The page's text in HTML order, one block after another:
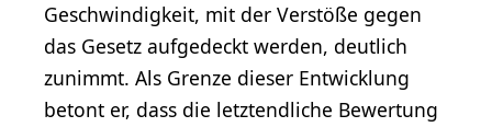
Geschwindigkeit, mit der Verstöße gegen
das Gesetz aufgedeckt werden, deutlich
zunimmt. Als Grenze dieser Entwicklung
betont er, dass die letztendliche Bewertung